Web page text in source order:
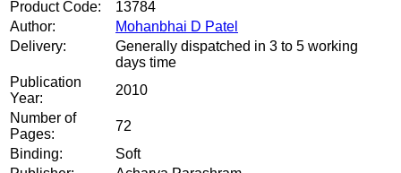
Product Code:
13784
Author:
Mohanbhai D Patel
Delivery:
Generally dispatched in 3 to 5 working
days time
Publication
Year:
2010
Number of
Pages:
72
Binding:
Soft